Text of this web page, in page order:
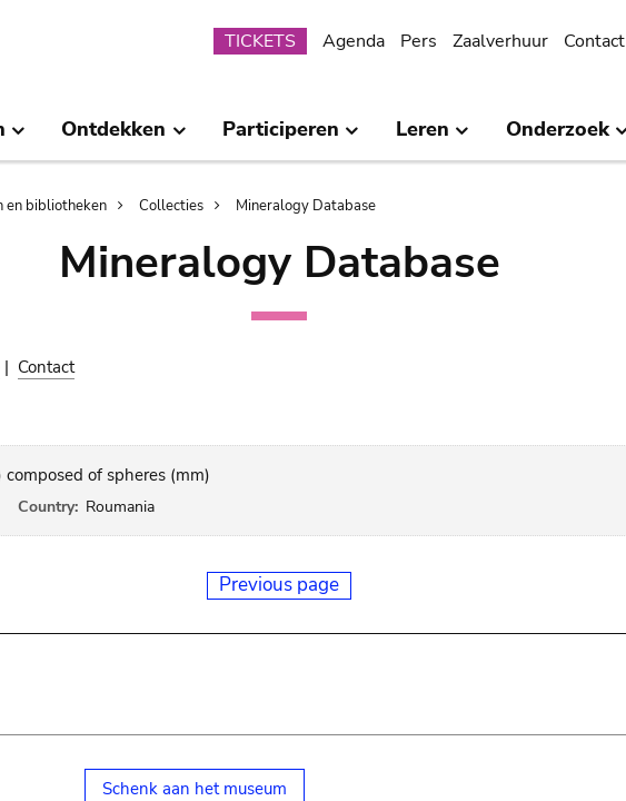
Submenu
TICKETS Agenda Pers Zaalverhuur Contact
Ontdekken Participeren Leren Onderzoek
en bibliotheken Collecties Mineralogy Database
Mineralogy Database
| Contact
of spheres (mm)
Country: Roumania
Previous page
Schenk aan het museum